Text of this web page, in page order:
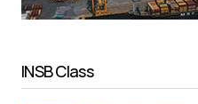
INSB Class